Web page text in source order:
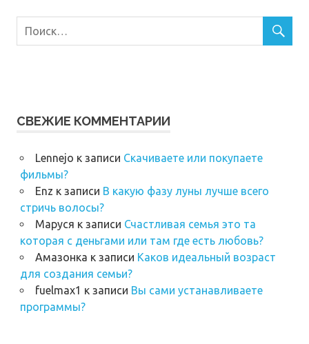
СВЕЖИЕ КОММЕНТАРИИ
Lennejo к записи Скачиваете или покупаете
фильмы?
Enz к записи В какую фазу луны лучше всего
стричь волосы?
Маруся к записи Счастливая семья это та
которая с деньгами или там где есть любовь?
Амазонка к записи Каков идеальный возраст
для создания семьи?
fuelmax1 к записи Вы сами устанавливаете
программы?